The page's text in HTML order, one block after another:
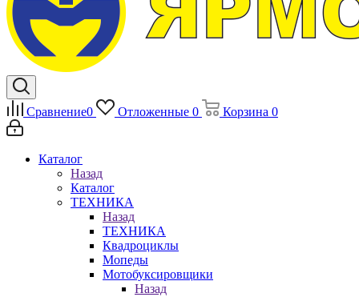
Сравнение0 Отложенные 0 Корзина 0
Каталог
Назад
Каталог
ТЕХНИКА
Назад
ТЕХНИКА
Квадроциклы
Мопеды
Мотобуксировщики
Назад